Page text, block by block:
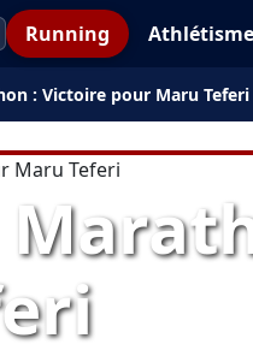
Running Athlétisme
: Victoire pour Maru Teferi